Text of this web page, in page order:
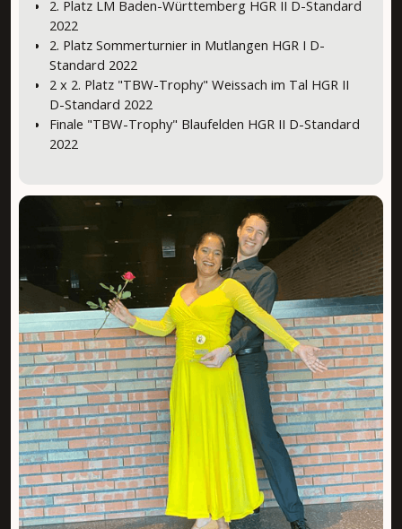
2. Platz LM Baden-Württemberg HGR II D-Standard
2022
2. Platz Sommerturnier in Mutlangen HGR I D-
Standard 2022
2 x 2. Platz "TBW-Trophy" Weissach im Tal HGR II
D-Standard 2022
Finale "TBW-Trophy" Blaufelden HGR II D-Standard
2022